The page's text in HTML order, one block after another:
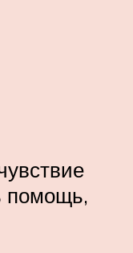
помощь,